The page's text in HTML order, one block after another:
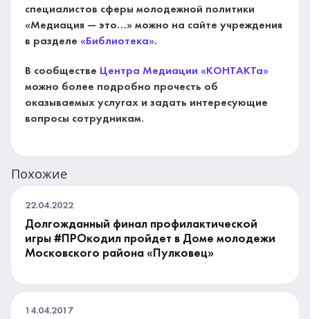
специалистов сферы молодежной политики
«Медиация — это…» можно на сайте учреждения
в разделе«Библиотека».
В сообществе Центра Медиации «КОНТАКТа»
можно более подробно прочесть об
оказываемых услугах и задать интересующие
вопросы сотрудникам.
Похожие
22.04.2022
Долгожданный финал профилактической
игры #ПРОкодил пройдет в Доме молодежи
Московского района «Пулковец»
14.04.2017